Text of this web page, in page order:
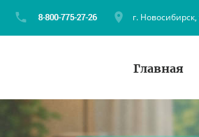
г.
Главная